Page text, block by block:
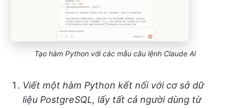
Tạo hàm Python với các mẫu câu lệnh Claude AI
Viết một hàm Python kết nối với cơ sở dữ
liệu PostgreSQL, lấy tất cả người dùng từ